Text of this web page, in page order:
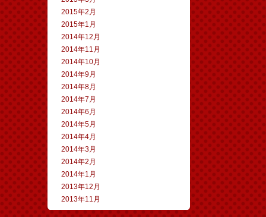
2015年2月
2015年1月
2014年12月
2014年11月
2014年10月
2014年9月
2014年8月
2014年7月
2014年6月
2014年5月
2014年4月
2014年3月
2014年2月
2014年1月
2013年12月
2013年11月